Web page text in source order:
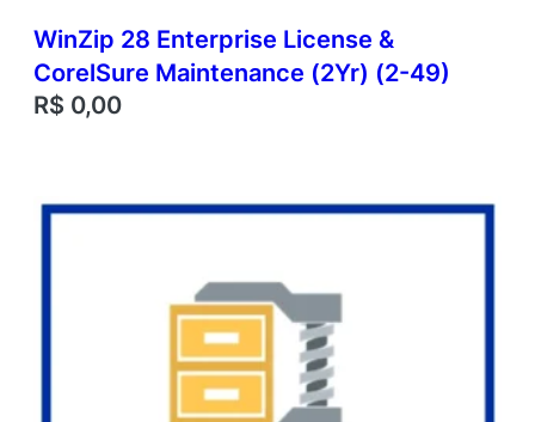
WinZip 28 Enterprise License &
CorelSure Maintenance (2Yr) (2-49)
R$ 0,00